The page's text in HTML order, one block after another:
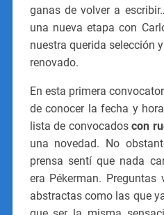
ganas de volver a
una nueva etapa con
nuestra querida selección
renovado.
En esta primera
de conocer la fecha y
lista de convocadoscon
una novedad. No
prensa sentí que nada
era Pékerman.
abstractas como las que